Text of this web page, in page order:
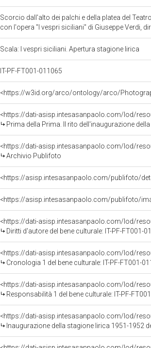
Scorcio dall'alto dei palchi e della platea del
con l'opera "I vespri siciliani" di Giuseppe Verdi,
Scala: I vespri siciliani. Apertura stagione lirica
IT-PF-FT001-011065
<https://w3id.org/arco/ontology/arco/
<https://dati-asisp.intesasanpaolo.com/lod/
Prima della Prima. Il rito dell'inaugurazione
<https://dati-asisp.intesasanpaolo.com/lod/
Archivio Publifoto
<https://asisp.intesasanpaolo.com/publifoto/
<https://dati-asisp.intesasanpaolo.com/lod/
Diritti d'autore del bene culturale: IT-PF-FT001-
<https://dati-asisp.intesasanpaolo.com/lod/
Cronologia 1 del bene culturale: IT-PF-FT001-
<https://dati-asisp.intesasanpaolo.com/lod/
Responsabilità 1 del bene culturale: IT-PF-
<https://dati-asisp.intesasanpaolo.com/lod/
Inaugurazione della stagione lirica 1951-1952 del Teatro alla Scala con l'opera "I vespri